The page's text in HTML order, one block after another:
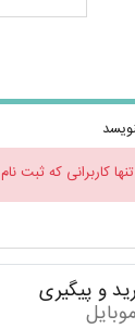
تنها کاربرانی که ثبت
و پیگیری